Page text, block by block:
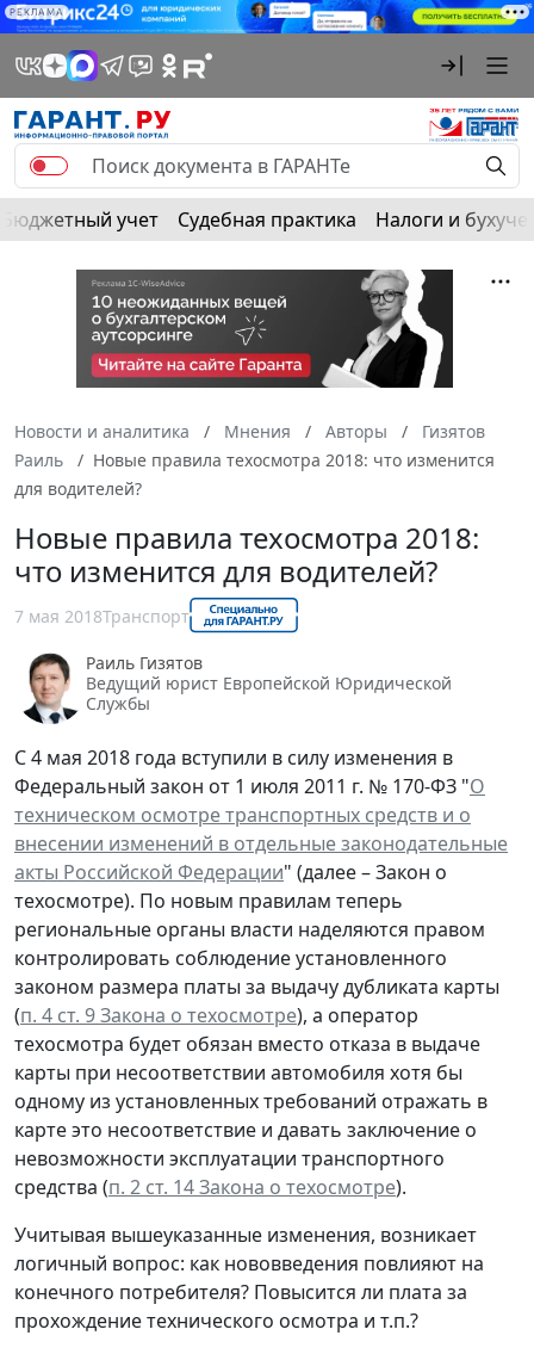
РЕКЛАМА
Бюджетный учет Судебная практика Налоги и
Новости и аналитика Мнения Авторы
Гизятов
Раиль
Новые правила техосмотра 2018: что изменится
для водителей?
Новые правила техосмотра 2018:
что изменится для водителей?
7 мая 2018Транспорт
Раиль Гизятов
Ведущий юрист Европейской Юридической
Службы
С 4 мая 2018 года вступили в силу изменения в
Федеральный закон от 1 июля 2011 г. № 170-ФЗ "О
техническом осмотре транспортных средств и о
внесении изменений в отдельные законодательные
акты Российской Федерации" (далее – Закон о
техосмотре). По новым правилам теперь
региональные органы власти наделяются правом
контролировать соблюдение установленного
законом размера платы за выдачу дубликата карты
(п. 4 ст. 9 Закона о техосмотре), а оператор
техосмотра будет обязан вместо отказа в выдаче
карты при несоответствии автомобиля хотя бы
одному из установленных требований отражать в
карте это несоответствие и давать заключение о
невозможности эксплуатации транспортного
средства (п. 2 ст. 14 Закона о техосмотре).
Учитывая вышеуказанные изменения, возникает
логичный вопрос: как нововведения повлияют на
конечного потребителя? Повысится ли плата за
прохождение технического осмотра и т.п.?